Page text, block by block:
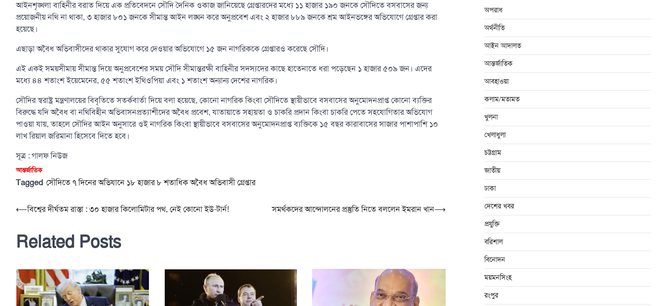
আইনশৃঙ্খলা বাহিনীর বরাত দিয়ে এক প্রতিবেদনে সৌদি দৈনিক ওকাজ জানিয়েছে গ্রেপ্তারদের মধ্যে ১১ হাজার ১৯০ জনকে সৌদিতে বসবাসের জন্য
প্রয়োজনীয় নথি না থাকা, ৩ হাজার ৮০১ জনকে সীমান্ত আইন লঙ্ঘন করে অনুপ্রবেশ এবং ২ হাজার ৮৮৯ জনকে শ্রম আইনভঙ্গের অভিযোগে গ্রেপ্তার করা
হয়েছে।
এছাড়া অবৈধ অভিবাসীদের থাকার সুযোগ করে দেওয়ার অভিযোগে ১৫ জন নাগরিককে গ্রেপ্তারও করেছে সৌদি।
এই একই সময়সীমায় সীমান্ত দিয়ে অনুপ্রবেশের সময় সৌদি সীমান্তরক্ষী বাহিনীর সদস্যদের কাছে হাতেনাতে ধরা পড়েছেন ১ হাজার ৫০৯ জন। এদের
মধ্যে ৪৪ শতাংশ ইয়েমেনের, ৫৫ শতাংশ ইথিওপিয়া এবং ১ শতাংশ অন্যান্য দেশের নাগরিক।
সৌদির স্বরাষ্ট্র মন্ত্রণালয়ের বিবৃতিতে সতর্কবার্তা দিয়ে বলা হয়েছে, কোনো নাগরিক কিংবা সৌদিতে স্থায়ীভাবে বসবাসের অনুমোদনপ্রাপ্ত কোনো ব্যক্তির
বিরুদ্ধে যদি অবৈধ বা নথিবিহীন অভিবাসনপ্রত্যাশীদের অবৈধ প্রবেশ, যাতায়াতে সহায়তা ও চাকরি প্রদান কিংবা চাকরি পেতে সহযোগিতার অভিযোগ
পাওয়া যায়, তাহলে সৌদির আইন অনুসারে ওই নাগরিক কিংবা স্থায়ীভাবে বসবাসের অনুমোদনপ্রাপ্ত ব্যক্তিকে ১৫ বছর কারাবাসের সাজার পাশাপাশি ১০
লাখ রিয়াল জরিমানা হিসেবে দিতে হবে।
সূত্র : গালফ নিউজ
আন্তর্জাতিক
Tagged সৌদিতে ৭ দিনের অভিযানে ১৮ হাজার ৮ শতাধিক অবৈধ অভিবাসী গ্রেপ্তার
Post
⟵বিশ্বের দীর্ঘতম রাস্তা : ৩০ হাজার কিলোমিটার পথ, নেই কোনো ইউ-টার্ন! সমর্থকদের আন্দোলনের প্রস্তুতি নিতে বললেন ইমরান খান⟶
Related Posts
অপরাধ
অর্থনীতি
আইন আদালত
আন্তর্জাতিক
আবহাওয়া
কলাম/মতামত
খুলনা
খেলাধুলা
চট্টগ্রাম
জাতীয়
ঢাকা
দেশের খবর
প্রযুক্তি
বরিশাল
বিনোদন
ময়মনসিংহ
রংপুর